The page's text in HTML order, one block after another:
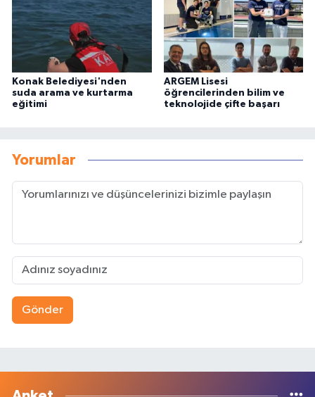
Konak Belediyesi'nden
suda arama ve kurtarma
eğitimi
ARGEM Lisesi
öğrencilerinden bilim ve
teknolojide çifte başarı
Yorumlar
Gönder